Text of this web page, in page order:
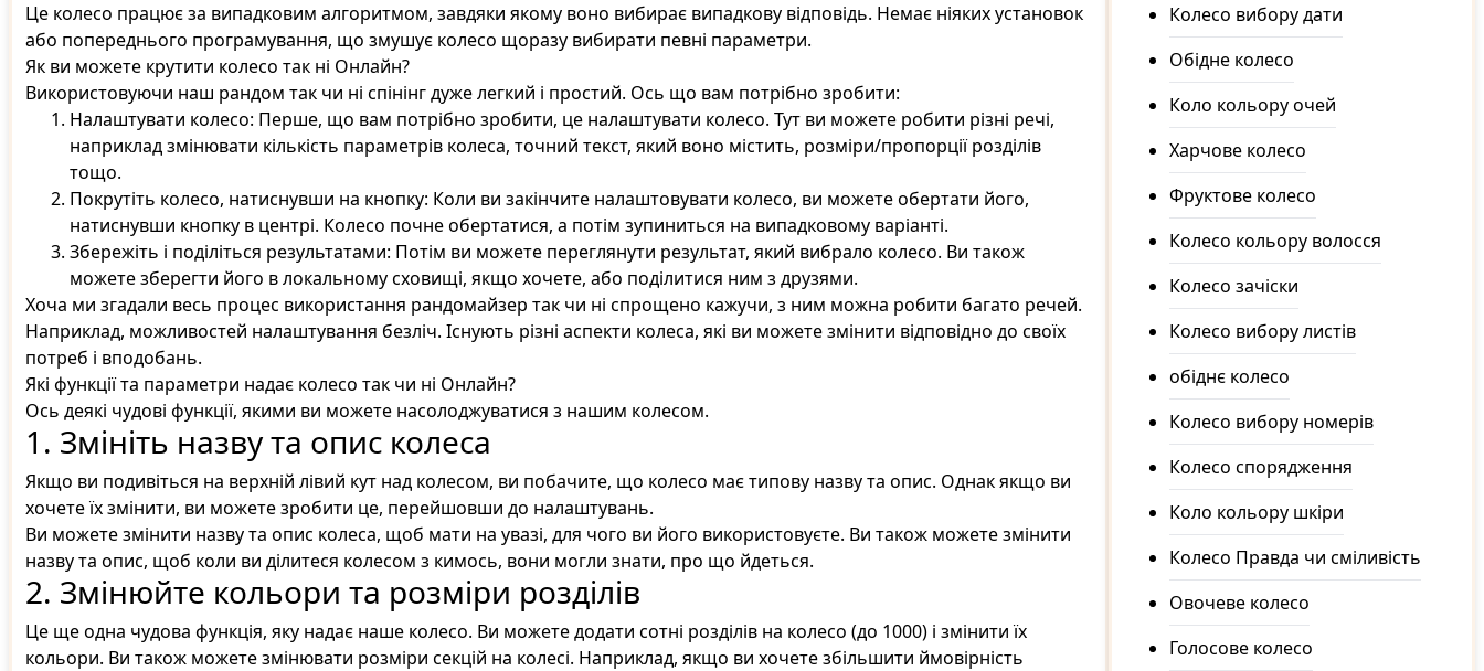
Це колесо працює за випадковим алгоритмом, завдяки якому воно вибирає випадкову відповідь. Немає ніяких установок
або попереднього програмування, що змушує колесо щоразу вибирати певні параметри.
Як ви можете крутити колесо так ні Онлайн?
Використовуючи наш рандом так чи ні спінінг дуже легкий і простий. Ось що вам потрібно зробити:
Налаштувати колесо: Перше, що вам потрібно зробити, це налаштувати колесо. Тут ви можете робити різні речі,
наприклад змінювати кількість параметрів колеса, точний текст, який воно містить, розміри/пропорції розділів
тощо.
Покрутіть колесо, натиснувши на кнопку: Коли ви закінчите налаштовувати колесо, ви можете обертати його,
натиснувши кнопку в центрі. Колесо почне обертатися, а потім зупиниться на випадковому варіанті.
Збережіть і поділіться результатами: Потім ви можете переглянути результат, який вибрало колесо. Ви також
можете зберегти його в локальному сховищі, якщо хочете, або поділитися ним з друзями.
Хоча ми згадали весь процес використання рандомайзер так чи ні спрощено кажучи, з ним можна робити багато речей.
Наприклад, можливостей налаштування безліч. Існують різні аспекти колеса, які ви можете змінити відповідно до своїх
потреб і вподобань.
Які функції та параметри надає колесо так чи ні Онлайн?
Ось деякі чудові функції, якими ви можете насолоджуватися з нашим колесом.
1. Змініть назву та опис колеса
Якщо ви подивіться на верхній лівий кут над колесом, ви побачите, що колесо має типову назву та опис. Однак якщо ви
хочете їх змінити, ви можете зробити це, перейшовши до налаштувань.
Ви можете змінити назву та опис колеса, щоб мати на увазі, для чого ви його використовуєте. Ви також можете змінити
назву та опис, щоб коли ви ділитеся колесом з кимось, вони могли знати, про що йдеться.
2. Змінюйте кольори та розміри розділів
Це ще одна чудова функція, яку надає наше колесо. Ви можете додати сотні розділів на колесо (до 1000) і змінити їх
кольори. Ви також можете змінювати розміри секцій на колесі. Наприклад, якщо ви хочете збільшити ймовірність
Колесо вибору дати
Обідне колесо
Коло кольору очей
Харчове колесо
Фруктове колесо
Колесо кольору волосся
Колесо зачіски
Колесо вибору листів
обіднє колесо
Колесо вибору номерів
Колесо спорядження
Коло кольору шкіри
Колесо Правда чи сміливість
Овочеве колесо
Голосове колесо